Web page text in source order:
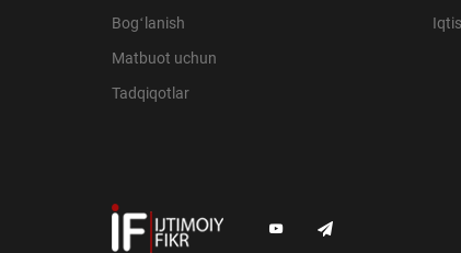
Bogʻlanish
Matbuot uchun
Tadqiqotlar